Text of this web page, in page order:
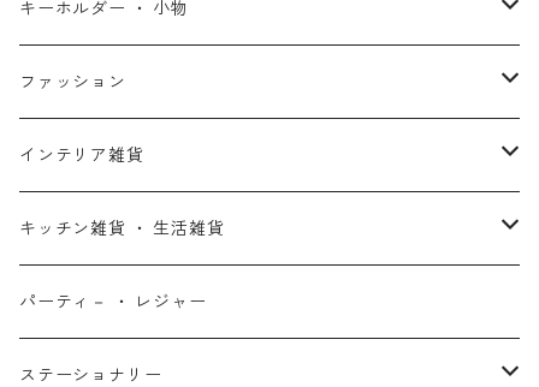
スターウォーズ・コラボ
ガーディアンズ・オブ・ギャラクシー
アントマン
X-MEN
デッド・プール
ファンタスティック・フォー
ゴーストライダー
アナと雪の女王
プリンセスと魔法のキス
ムーラン
ズートピア
モアナと伝説の海
ライオンキング
ハーレイ・クイン
ピーナッツ / スヌーピー
ミッフィー
セサミストリート
ルーニー・テューンズ
ベアブリック
ワンピース
アメリカン雑貨
ホームパーティー・バーベキュー雑貨
アクセサリー
スタチュー ・ フィギュア
ぬいぐるみ ・ プラッシュドール
コインバンク ・ 貯金箱
おもちゃ・パズル
コミック・絵本
キーホルダー ・ 小物
ステッカー ・ シール
ストラップ
キーホルダー
ワッペン
マスコット
ファッション
ウェア
ポーチ ・ バッグ
財布 ・ ウォレット
アクセサリー
インテリア雑貨
ウォールアート
ポスター ・ デコレーション
ファブリック
キッチン雑貨 ・ 生活雑貨
キッチングッズ
マグカップ ・ グラス ・ タンブラー
生活雑貨
パーティ－ ・ レジャー
ステーショナリー